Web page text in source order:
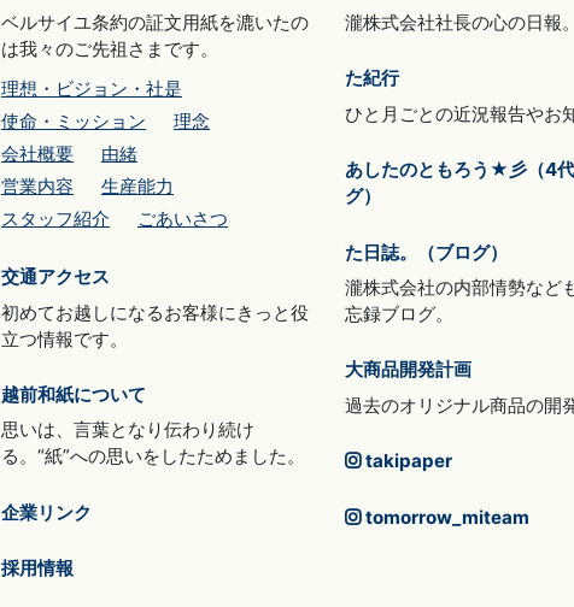
ベルサイユ条約の証文用紙を漉いたの
は我々のご先祖さまです。
理想・ビジョン・社是
使命・ミッション
理念
会社概要
由緒
営業内容
生産能力
スタッフ紹介
ごあいさつ
交通アクセス
初めてお越しになるお客様にきっと役
立つ情報です。
越前和紙について
思いは、言葉となり伝わり続け
る。“紙”への思いをしたためました。
企業リンク
採用情報
瀧株式会社社長の心の日報。
た紀行
ひと月ごとの近況報告やお
あしたのともろう★彡（4
グ）
た日誌。（ブログ）
瀧株式会社の内部情勢など
忘録ブログ。
大商品開発計画
過去のオリジナル商品の開
takipaper
tomorrow_miteam